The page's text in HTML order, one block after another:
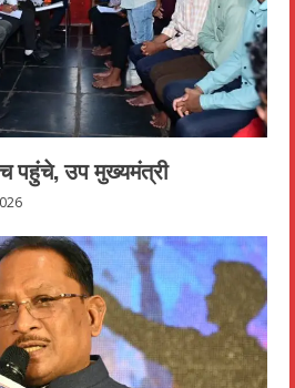
पहुंचे, उप मुख्यमंत्री